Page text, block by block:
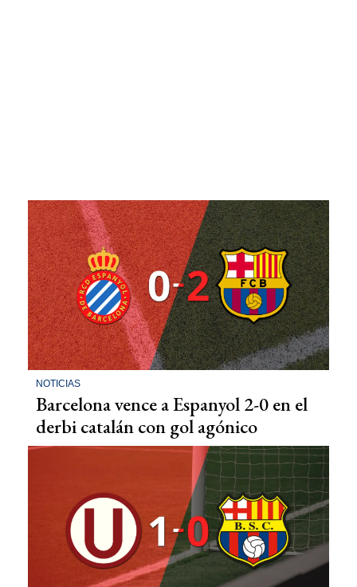
NOTICIAS
Barcelona vence a Espanyol 2-0 en el
derbi catalán con gol agónico